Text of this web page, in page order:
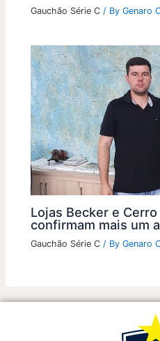
Gauchão Série C / ByGenaro
Lojas Becker e
confirmam mais um
Gauchão Série C / ByGenaro